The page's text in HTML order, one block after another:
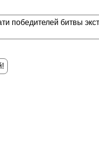
победителей битвы